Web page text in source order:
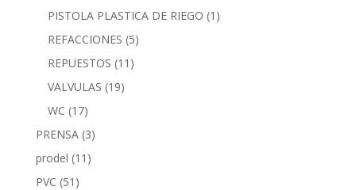
PISTOLA PLASTICA DE RIEGO (1)
REFACCIONES (5)
REPUESTOS (11)
VALVULAS (19)
WC (17)
PRENSA (3)
prodel (11)
PVC (51)